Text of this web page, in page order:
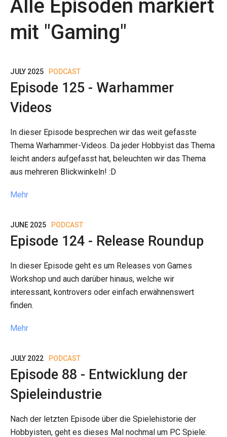
Alle Episoden markiert
mit "Gaming"
JULY 2025 PODCAST
Episode 125 - Warhammer
Videos
In dieser Episode besprechen wir das weit gefasste
Thema Warhammer-Videos. Da jeder Hobbyist das Thema
leicht anders aufgefasst hat, beleuchten wir das Thema
aus mehreren Blickwinkeln! :D
Mehr
JUNE 2025 PODCAST
Episode 124 - Release Roundup
In dieser Episode geht es um Releases von Games
Workshop und auch darüber hinaus, welche wir
interessant, kontrovers oder einfach erwähnenswert
finden.
Mehr
JULY 2022 PODCAST
Episode 88 - Entwicklung der
Spieleindustrie
Nach der letzten Episode über die Spielehistorie der
Hobbyisten, geht es dieses Mal nochmal um PC Spiele: